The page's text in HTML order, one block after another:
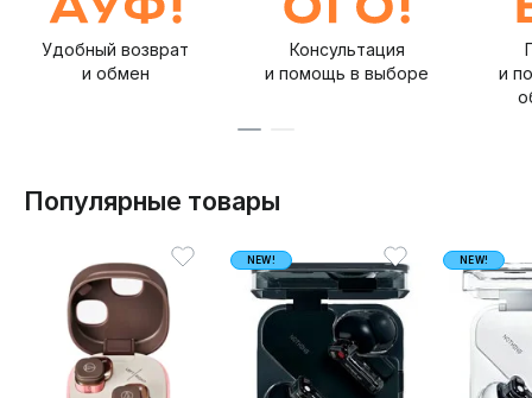
Удобный возврат
и обмен
Консультация
и помощь в выборе
и
Популярные товары
NEW! NEW!